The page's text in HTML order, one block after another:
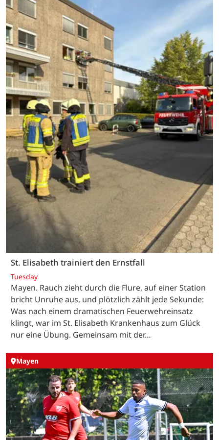
St. Elisabeth trainiert den Ernstfall
Tuesday
Mayen. Rauch zieht durch die Flure, auf einer Station
bricht Unruhe aus, und plötzlich zählt jede Sekunde:
Was nach einem dramatischen Feuerwehreinsatz
klingt, war im St. Elisabeth Krankenhaus zum Glück
nur eine Übung. Gemeinsam mit der…
Mayen